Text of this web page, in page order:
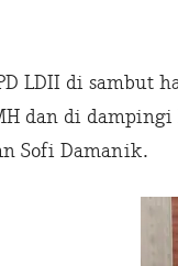
LDII di sambut
dan di
Sofi Damanik.